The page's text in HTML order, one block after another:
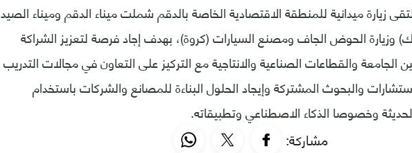
زيارة ميدانية للمنطقة الاقتصادية الخاصة بالدقم شملت ميناء الدقم وميناء الصيد
الحوض الجاف ومصنع السيارات (كروة)، بهدف إجاد فرصة لتعزيز الشراكة
الجامعة والقطاعات الصناعية والانتاجية مع التركيز على التعاون في مجالات التدريب
والبحوث المشتركة وإيجاد الحلول البناءة للمصانع والشركات باستخدام
وخصوصا الذكاء الاصطناعي وتطبيقاته.
مشاركة: